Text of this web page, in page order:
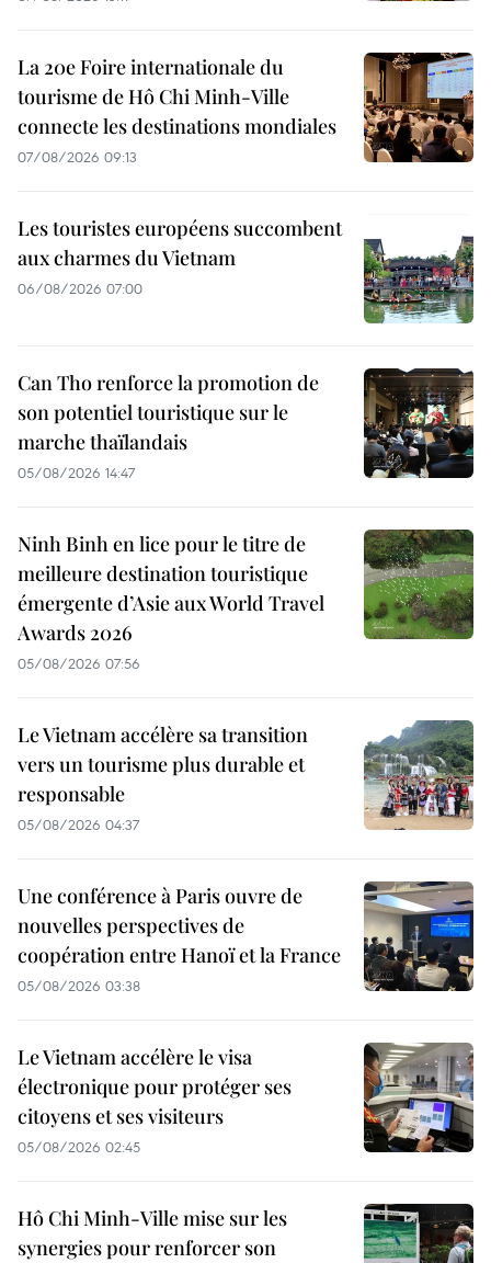
La 20e Foire internationale du
tourisme de Hô Chi Minh-Ville
connecte les destinations mondiales
07/08/2026 09:13
Les touristes européens succombent
aux charmes du Vietnam
06/08/2026 07:00
Can Tho renforce la promotion de
son potentiel touristique sur le
marche thaïlandais
05/08/2026 14:47
Ninh Binh en lice pour le titre de
meilleure destination touristique
émergente d’Asie aux World Travel
Awards 2026
05/08/2026 07:56
Le Vietnam accélère sa transition
vers un tourisme plus durable et
responsable
05/08/2026 04:37
Une conférence à Paris ouvre de
nouvelles perspectives de
coopération entre Hanoï et la France
05/08/2026 03:38
Le Vietnam accélère le visa
électronique pour protéger ses
citoyens et ses visiteurs
05/08/2026 02:45
Hô Chi Minh-Ville mise sur les
synergies pour renforcer son